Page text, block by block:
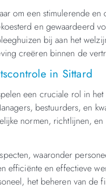
om een stimulerende
en gewaardeerd
bij aan het
creëren binnen de
in Sittard
een cruciale rol in
bestuurders, en
normen, richtlijnen,
waaronder
efficiënte en effectieve
het beheren van de